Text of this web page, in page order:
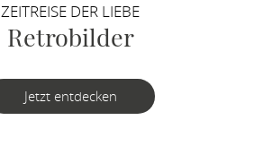
ZEITREISE DER LIEBE
Retrobilder
Jetzt entdecken